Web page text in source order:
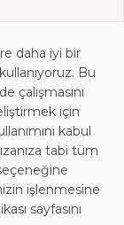
daha iyi bir
Bu
çalışmasını
için
kabul
tabi tüm
işlenmesine
sayfasını